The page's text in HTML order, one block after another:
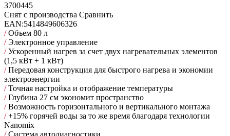
3700445
Снят с производства Сравнить
EAN:5414849606326
/Объем 80 л
/Электронное управление
/Ускоренный нагрев за счет двух нагревательных элементов
(1,5 кВт + 1 кВт)
/Передовая конструкция для быстрого нагрева и экономии
электроэнергии
/Точная настройка и отображение температуры
/Глубина 27 см экономит пространство
/Возможность горизонтального и вертикального монтажа
/+15% горячей воды за то же время благодаря технологии
Nanomix
/Cистема автодиагностики